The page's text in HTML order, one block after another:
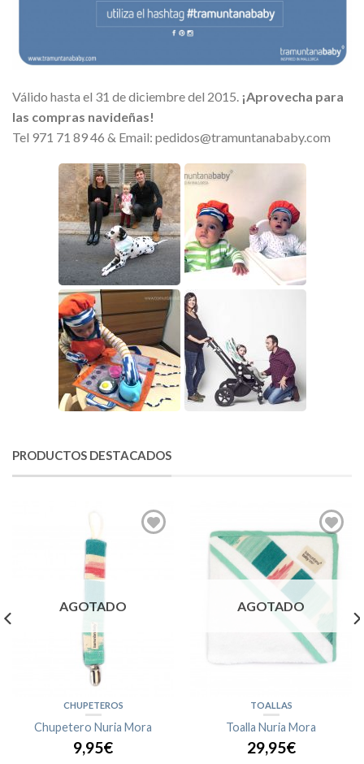
Válido hasta el 31 de diciembre del 2015. ¡Aprovecha para
las compras navideñas!
Tel 971 71 89 46 & Email: pedidos@tramuntanababy.com
PRODUCTOS DESTACADOS
AGOTADO
CHUPETEROS
Chupetero Nuria Mora
9,95€
AGOTADO
TOALLAS
Toalla Nuria Mora
29,95€